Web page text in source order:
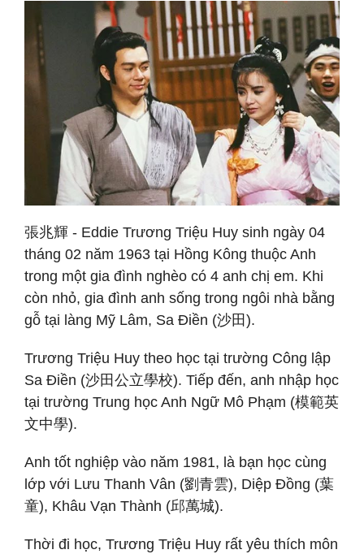
張兆輝 - Eddie Trương Triệu Huy sinh ngày 04
tháng 02 năm 1963 tại Hồng Kông thuộc Anh
trong một gia đình nghèo có 4 anh chị em. Khi
còn nhỏ, gia đình anh sống trong ngôi nhà bằng
gỗ tại làng Mỹ Lâm, Sa Điền (沙田).
Trương Triệu Huy theo học tại trường Công lập
Sa Điền (沙田公立學校). Tiếp đến, anh nhập học
tại trường Trung học Anh Ngữ Mô Phạm (模範英
文中學).
Anh tốt nghiệp vào năm 1981, là bạn học cùng
lớp với Lưu Thanh Vân (劉青雲), Diệp Đồng (葉
童), Khâu Vạn Thành (邱萬城).
Thời đi học, Trương Triệu Huy rất yêu thích môn